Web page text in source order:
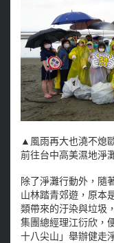
▲風雨再大也澆不熄
前往台中高美濕地淨
除了淨灘行動外，隨
山林踏青郊遊，原本
類帶來的汙染與垃圾
集團總經理江衍欣，
十八尖山」舉辦健走